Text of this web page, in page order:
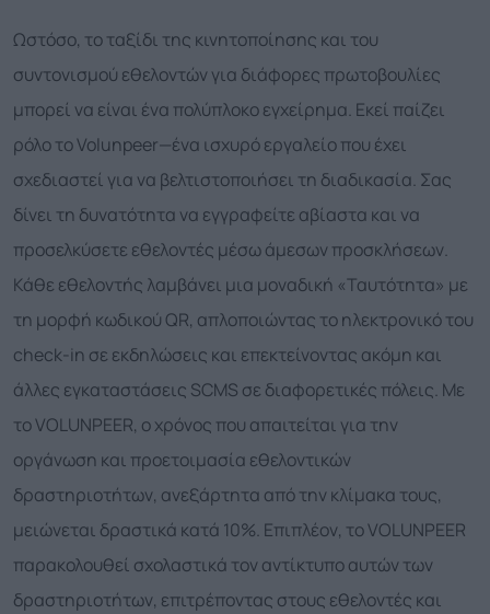
Ωστόσο, το ταξίδι της κινητοποίησης και του
συντονισμού εθελοντών για διάφορες πρωτοβουλίες
μπορεί να είναι ένα πολύπλοκο εγχείρημα. Εκεί παίζει
ρόλο το Volunpeer—ένα ισχυρό εργαλείο που έχει
σχεδιαστεί για να βελτιστοποιήσει τη διαδικασία. Σας
δίνει τη δυνατότητα να εγγραφείτε αβίαστα και να
προσελκύσετε εθελοντές μέσω άμεσων προσκλήσεων.
Κάθε εθελοντής λαμβάνει μια μοναδική «Ταυτότητα» με
τη μορφή κωδικού QR, απλοποιώντας το ηλεκτρονικό του
check-in σε εκδηλώσεις και επεκτείνοντας ακόμη και
άλλες εγκαταστάσεις SCMS σε διαφορετικές πόλεις. Με
το VOLUNPEER, ο χρόνος που απαιτείται για την
οργάνωση και προετοιμασία εθελοντικών
δραστηριοτήτων, ανεξάρτητα από την κλίμακα τους,
μειώνεται δραστικά κατά 10%. Επιπλέον, το VOLUNPEER
παρακολουθεί σχολαστικά τον αντίκτυπο αυτών των
δραστηριοτήτων, επιτρέποντας στους εθελοντές και